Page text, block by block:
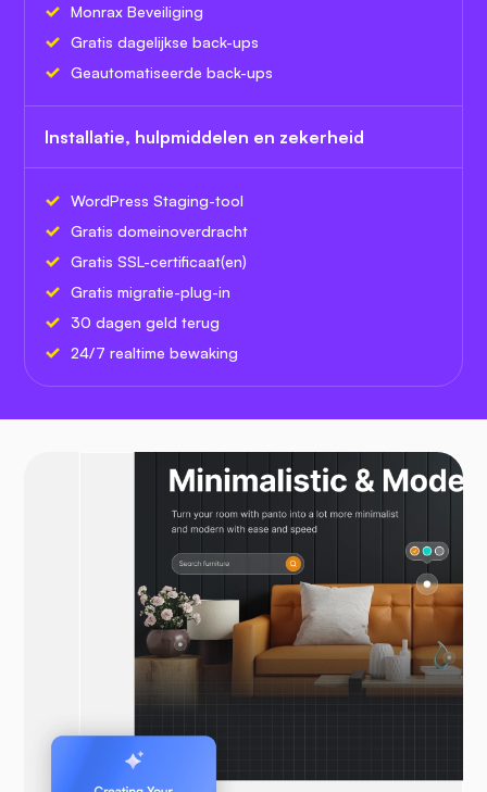
Monrax Beveiliging
Gratis dagelijkse back-ups
Geautomatiseerde back-ups
Installatie, hulpmiddelen en zekerheid
WordPress Staging-tool
Gratis domeinoverdracht
Gratis SSL-certificaat(en)
Gratis migratie-plug-in
30 dagen geld terug
24/7 realtime bewaking